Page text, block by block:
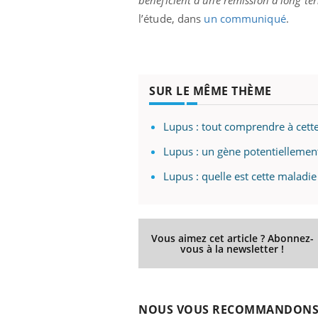
l’étude, dans un communiqué.
SUR LE MÊME THÈME
Lupus : tout comprendre à
Lupus : un gène
Lupus : quelle est cette
Vous aimez cet article ? Abonnez-
vous à la newsletter !
NOUS VOUS RECOMMANDONS
Youtube
L'été arrive… et avec lui, un tout nouveau
rythme de vie ! Vacances, plage, piscine,
soleil, activités en plein air… Nos mains